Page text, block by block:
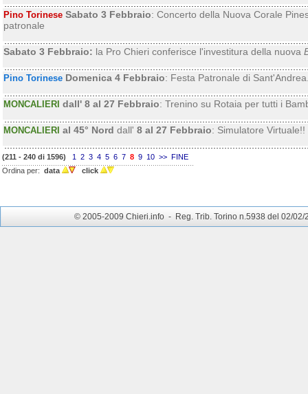
Pino Torinese Sabato 3 Febbraio: Concerto della Nuova Corale
patronale
Sabato 3 Febbraio: la Pro Chieri conferisce l'investitura della nuova
Pino Torinese Domenica 4 Febbraio: Festa Patronale di
MONCALIERI dall' 8 al 27 Febbraio: Trenino su Rotaia per tutti i
MONCALIERI al 45° Nord dall' 8 al 27 Febbraio: Simulatore Virtuale!!
(211 - 240 di 1596) 1 2 3 4 5 6 7 8 9 10 >> FINE
Ordina per: data click
© 2005-2009 Chieri.info - Reg. Trib. Torino n.5938 del 02/02/